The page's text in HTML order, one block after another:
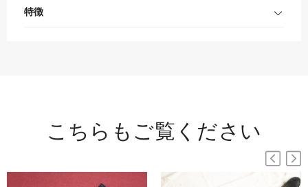
特徴
こちらもご覧ください